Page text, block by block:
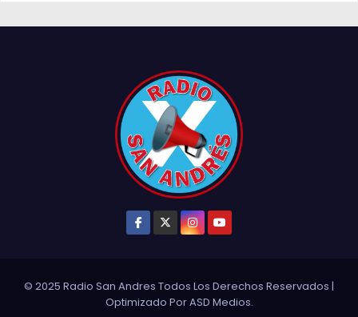
© 2025 Radio San Andres Todos Los Derechos Reservados |
Optimizado PorASD Medios.